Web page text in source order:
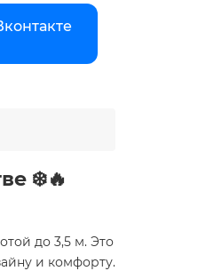
❄️🔥
до 3,5 м. Это
и комфорту.